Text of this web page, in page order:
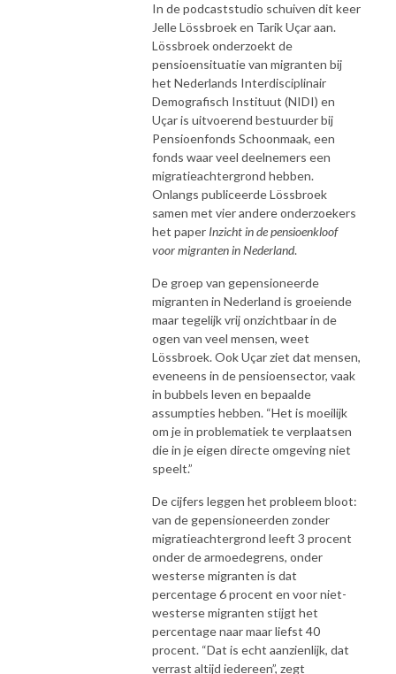
In de podcaststudio schuiven dit keer
Jelle Lössbroek en Tarik Uçar aan.
Lössbroek onderzoekt de
pensioensituatie van migranten bij
het Nederlands Interdisciplinair
Demografisch Instituut (NIDI) en
Uçar is uitvoerend bestuurder bij
Pensioenfonds Schoonmaak, een
fonds waar veel deelnemers een
migratieachtergrond hebben.
Onlangs publiceerde Lössbroek
samen met vier andere onderzoekers
het paper Inzicht in de pensioenkloof
voor migranten in Nederland.
De groep van gepensioneerde
migranten in Nederland is groeiende
maar tegelijk vrij onzichtbaar in de
ogen van veel mensen, weet
Lössbroek. Ook Uçar ziet dat mensen,
eveneens in de pensioensector, vaak
in bubbels leven en bepaalde
assumpties hebben. “Het is moeilijk
om je in problematiek te verplaatsen
die in je eigen directe omgeving niet
speelt.”
De cijfers leggen het probleem bloot:
van de gepensioneerden zonder
migratieachtergrond leeft 3 procent
onder de armoedegrens, onder
westerse migranten is dat
percentage 6 procent en voor niet-
westerse migranten stijgt het
percentage naar maar liefst 40
procent. “Dat is echt aanzienlijk, dat
verrast altijd iedereen”, zegt